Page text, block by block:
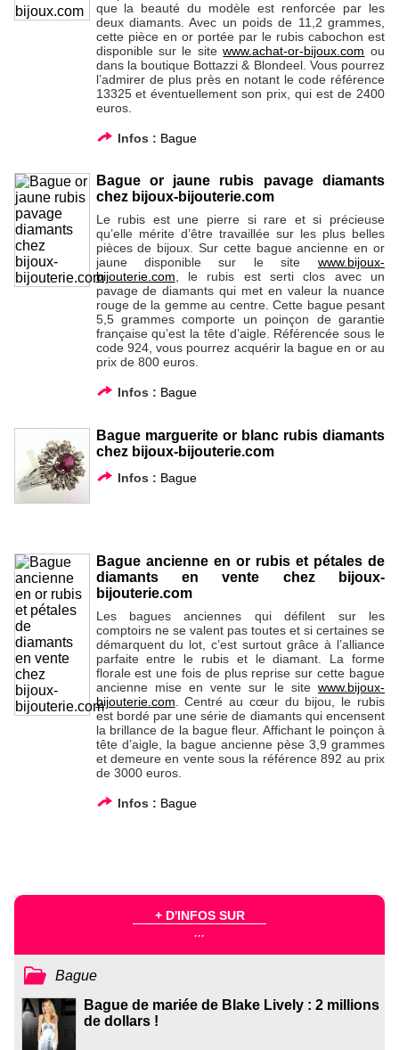
que la beauté du modèle est renforcée par les
deux diamants. Avec un poids de 11,2 grammes,
cette pièce en or portée par le rubis cabochon est
disponible sur le sitewww.achat-or-bijoux.com ou
dans la boutique Bottazzi & Blondeel. Vous pourrez
l’admirer de plus près en notant le code référence
13325 et éventuellement son prix, qui est de 2400
euros.
Infos : Bague
Bague or jaune rubis pavage diamants
chez bijoux-bijouterie.com
Le rubis est une pierre si rare et si précieuse
qu’elle mérite d’être travaillée sur les plus belles
pièces de bijoux. Sur cette bague ancienne en or
jaune disponible sur le site www.bijoux-
bijouterie.com , le rubis est serti clos avec un
pavage de diamants qui met en valeur la nuance
rouge de la gemme au centre. Cette bague pesant
5,5 grammes comporte un poinçon de garantie
française qu’est la tête d’aigle. Référencée sous le
code 924, vous pourrez acquérir la bague en or au
prix de 800 euros.
Infos : Bague
Bague marguerite or blanc rubis diamants
chez bijoux-bijouterie.com
Infos : Bague
Bague ancienne en or rubis et pétales de
diamants en vente chez bijoux-
bijouterie.com
Les bagues anciennes qui défilent sur les
comptoirs ne se valent pas toutes et si certaines se
démarquent du lot, c’est surtout grâce à l’alliance
parfaite entre le rubis et le diamant. La forme
florale est une fois de plus reprise sur cette bague
ancienne mise en vente sur le site www.bijoux-
bijouterie.com . Centré au cœur du bijou, le rubis
est bordé par une série de diamants qui encensent
la brillance de la bague fleur. Affichant le poinçon à
tête d’aigle, la bague ancienne pèse 3,9 grammes
et demeure en vente sous la référence 892 au prix
de 3000 euros.
Infos : Bague
+ D'INFOS SUR
...
Bague
Bague de mariée de Blake Lively : 2 millions
de dollars !